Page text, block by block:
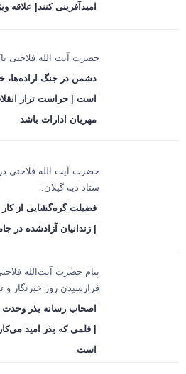
امیدآفرینی کنند| علاقه
حضرت آیت الله فلاحتی
دشمن در جنگ اراده‌ها،
است | حراست تراز
مهربان ادارات باشد
حضرت آیت الله فلاحتی
ستاد دیه گیلان:
فضیلت گره‌گشایی از
| زندانیان آزادشده در
پیام حضرت آیت‌الله
فرارسیدن روز خبرنگار و
اصحاب رسانه بذر وحدت
| قلمی که بذر امید
است